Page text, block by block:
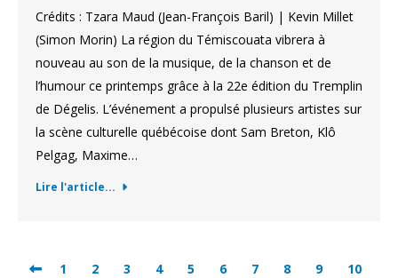
Crédits : Tzara Maud (Jean-François Baril) | Kevin Millet
(Simon Morin) La région du Témiscouata vibrera à
nouveau au son de la musique, de la chanson et de
l’humour ce printemps grâce à la 22e édition du Tremplin
de Dégelis. L’événement a propulsé plusieurs artistes sur
la scène culturelle québécoise dont Sam Breton, Klô
Pelgag, Maxime…
Lire l'article...
1 2 3 4 5 6 7 8 9
10